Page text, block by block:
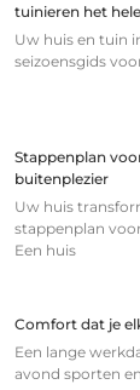
tuinieren het
Uw huis en tuin
seizoensgids
Stappenplan
buitenplezier
Uw huis
stappenplan
Een huis
Comfort dat je
Een lange
avond sporten